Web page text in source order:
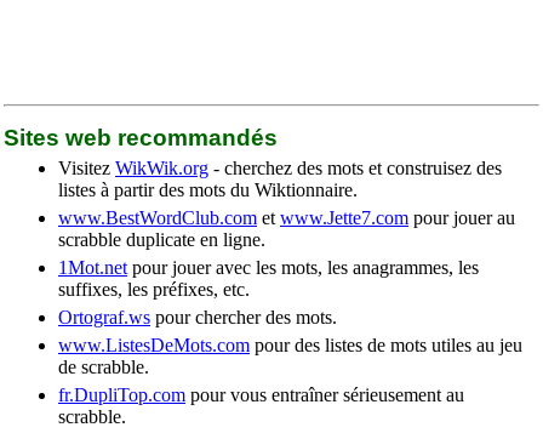
Sites web recommandés
Visitez WikWik.org - cherchez des mots et construisez des
listes à partir des mots du Wiktionnaire.
www.BestWordClub.com et www.Jette7.com pour jouer au
scrabble duplicate en ligne.
1Mot.net pour jouer avec les mots, les anagrammes, les
suffixes, les préfixes, etc.
Ortograf.ws pour chercher des mots.
www.ListesDeMots.com pour des listes de mots utiles au jeu
de scrabble.
fr.DupliTop.com pour vous entraîner sérieusement au
scrabble.